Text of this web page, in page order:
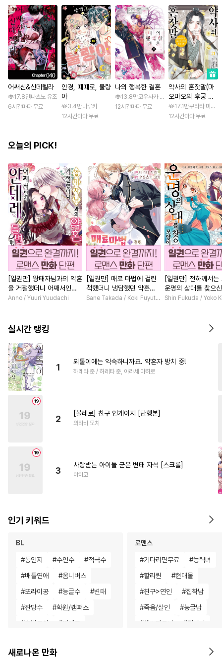
어쌔신&신데렐라
17.8만나츠노 유조
6시간마다 무료
안경, 때때로, 불량
아
3.4만나루키
12시간마다 무료
나의 행복한 결혼
13.8만코우사카 리토 / 아기토기 아쿠미
12시간마다 무료
약사의 혼잣말(마
오마오의 후궁 수
수께끼 풀이수첩)
17.1만쿠라타 미노
12시간마다 무료
오늘의 PICK!
[일권만] 왕태자님과의 약혼
을 거절했더니 어째서인지
얀데레로 돌변했습니다 [단
Anno / Yuuri Yuudachi
[일권만] 매료 마법에 걸린
척했더니 냉담했던 약혼자
가 맹목적인 사랑꾼이 되었
Sane Takada / Koki Fuyutsuki
[일권만] 전하께서는
운명의 상대를 찾으
이네요 (웃음) [단행
Shin Fukuda / Yoko
실시간 랭킹
1
외톨이에는 익숙하니까요. 약혼자 방치 중!
하레타 준 / 하레타 준, 아라세 야히로
2
[볼레로] 친구 인게이지 [단행본]
와라비 모치
3
사랑받는 아이돌 군은 변태 자석 [스크롤]
야이코
인기 키워드
BL
#동인지 #수인수 #적극수
#배틀연애 #옴니버스
#또라이공 #능글수 #변태
#잔망수 #학원/캠퍼스
#후방주의 #떡대공
#만화단편
로맨스
#기다리면무료 #능력녀
#할리퀸 #현대물
#친구>연인 #집착남
#죽음/살인 #능글남
#섹스파트너 #평범녀
새로나온 만화